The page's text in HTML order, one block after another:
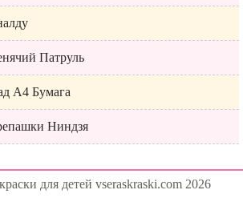
Патруль
А4 Бумага
Ниндзя
для детей vseraskraski.com 2026